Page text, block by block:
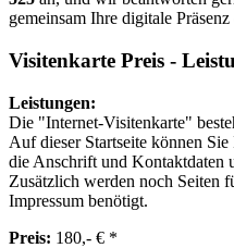
gemeinsam Ihre digitale
Visitenkarte Preis -
Leistungen:
Die "Internet-Visitenkarte"
Auf dieser Startseite können
die Anschrift und Kontaktdaten
Zusätzlich werden noch Seiten
Impressum benötigt.
Preis: 180,- € *